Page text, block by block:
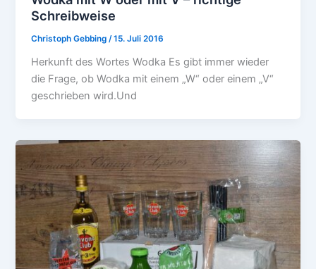
Schreibweise
Christoph Gebbing /15. Juli 2016
Herkunft des Wortes Wodka Es gibt immer wieder
die Frage, ob Wodka mit einem „W“ oder einem „V“
geschrieben wird.Und